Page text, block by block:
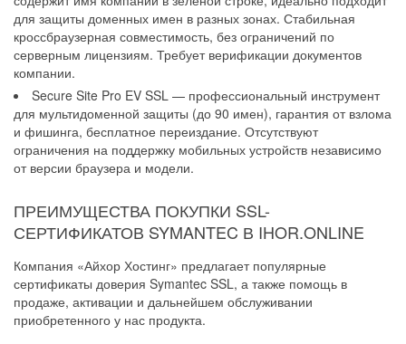
для защиты доменных имен в разных зонах. Стабильная
кроссбраузерная совместимость, без ограничений по
серверным лицензиям. Требует верификации документов
компании.
Secure Site Pro EV SSL — профессиональный инструмент
для мультидоменной защиты (до 90 имен), гарантия от взлома
и фишинга, бесплатное переиздание. Отсутствуют
ограничения на поддержку мобильных устройств независимо
от версии браузера и модели.
ПРЕИМУЩЕСТВА ПОКУПКИ SSL-
СЕРТИФИКАТОВ SYMANTEC В IHOR.ONLINE
Компания «Айхор Хостинг» предлагает популярные
сертификаты доверия Symantec SSL, а также помощь в
продаже, активации и дальнейшем обслуживании
приобретенного у нас продукта.